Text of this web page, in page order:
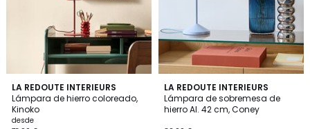
LA REDOUTE INTERIEURS
Lámpara de hierro coloreado,
Kinoko
desde
4,1
/ 5
4
Colores
LA REDOUTE INTERIEURS
Lámpara de sobremesa de
hierro Al. 42 cm, Coney
5
/
5